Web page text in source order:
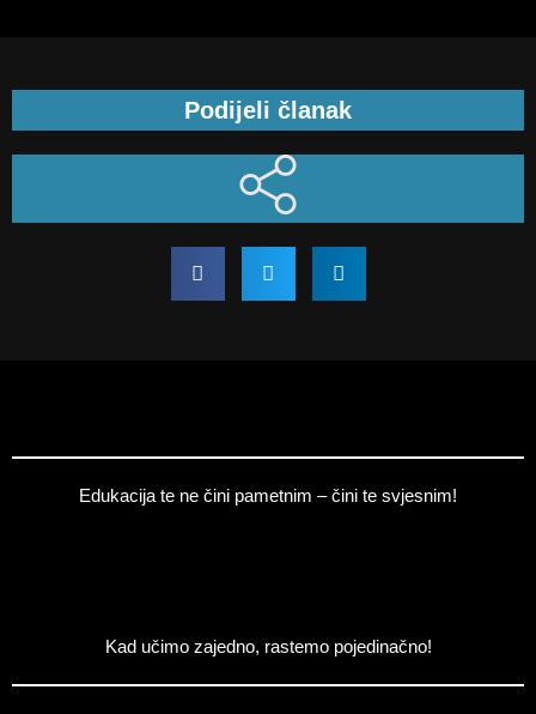
Podijeli članak
Edukacija te ne čini pametnim – čini te svjesnim!
Kad učimo zajedno, rastemo pojedinačno!